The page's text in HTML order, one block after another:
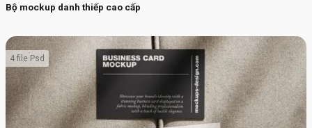
Bộ mockup danh thiếp cao cấp
4 file Psd